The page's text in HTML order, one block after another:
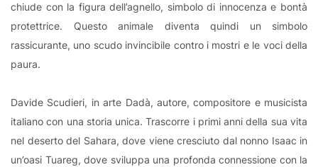
chiude con la figura dell’agnello, simbolo di innocenza e bontà
protettrice. Questo animale diventa quindi un simbolo
rassicurante, uno scudo invincibile contro i mostri e le voci della
paura.
Davide Scudieri, in arte Dadà, autore, compositore e musicista
italiano con una storia unica. Trascorre i primi anni della sua vita
nel deserto del Sahara, dove viene cresciuto dal nonno Isaac in
un’oasi Tuareg, dove sviluppa una profonda connessione con la